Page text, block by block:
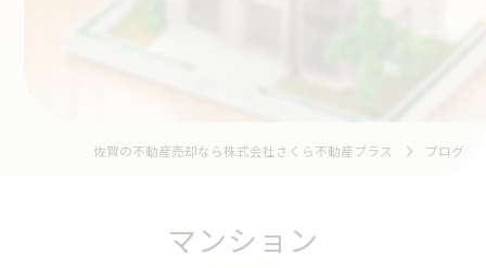
佐賀の不動産売却なら株式会社さくら不動産プラス ブログ
マンション